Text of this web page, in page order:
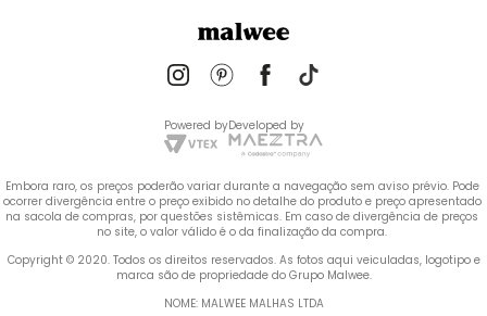
Powered byDeveloped by
Embora raro, os preços poderão variar durante a navegação sem aviso prévio. Pode
ocorrer divergência entre o preço exibido no detalhe do produto e preço apresentado
na sacola de compras, por questões sistêmicas. Em caso de divergência de preços
no site, o valor válido é o da finalização da compra.
marca são de propriedade do Grupo Malwee.
NOME: MALWEE MALHAS LTDA